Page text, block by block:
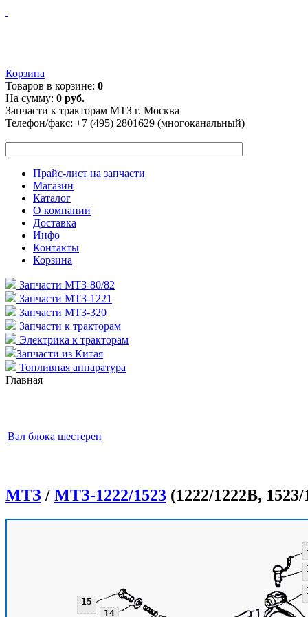
Корзина
Товаров в корзине: 0
На сумму: 0 руб.
Запчасти к тракторам МТЗ г. Москва
Телефон/факс: +7 (495) 2801629 (многоканальный)
Прайс-лист на запчасти
Магазин
Каталог
О компании
Доставка
Инфо
Контакты
Корзина
Запчасти МТЗ-80/82
Запчасти МТЗ-1221
Запчасти МТЗ-320
Запчасти к тракторам
Электрика к тракторам
Запчасти из Китая
Топливная аппаратура
Главная
Вал блока шестерен
МТЗ / МТЗ-1222/1523 (1222/1222В,
14
15